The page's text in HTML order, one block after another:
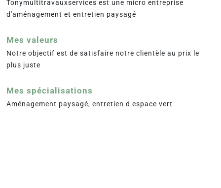
Tonymultitravauxservices est une micro entreprise
d'aménagement et entretien paysagé
Mes valeurs
Notre objectif est de satisfaire notre clientèle au prix le
plus juste
Mes spécialisations
Aménagement paysagé, entretien d espace vert